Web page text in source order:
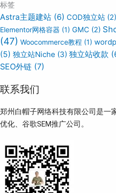
标签
Astra主题建站 (6) COD独立站 (2)
Elementor网格容器 (1) GMC (2)
(47) Woocommerce教程 (1)
(5) 独立站Niche (3) 独立站收款
SEO外链 (7)
联系我们
郑州白帽子网络科技有限公司是一
优化、谷歌SEM推广公司。